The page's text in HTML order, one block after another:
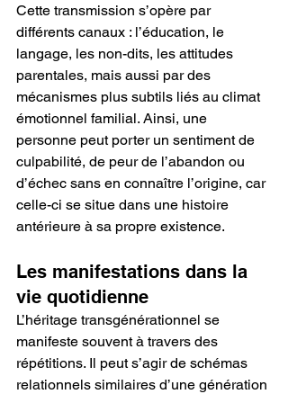
Cette transmission s’opère par
différents canaux : l’éducation, le
langage, les non-dits, les attitudes
parentales, mais aussi par des
mécanismes plus subtils liés au climat
émotionnel familial. Ainsi, une
personne peut porter un sentiment de
culpabilité, de peur de l’abandon ou
d’échec sans en connaître l’origine, car
celle-ci se situe dans une histoire
antérieure à sa propre existence.
Les manifestations dans la
vie quotidienne
L’héritage transgénérationnel se
manifeste souvent à travers des
répétitions. Il peut s’agir de schémas
relationnels similaires d’une génération